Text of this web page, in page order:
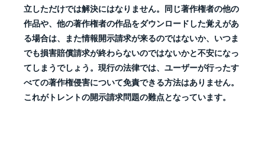
立しただけでは解決にはなりません。同じ著作権者の他の
作品や、他の著作権者の作品をダウンロードした覚えがあ
る場合は、また情報開示請求が来るのではないか、いつま
でも損害賠償請求が終わらないのではないかと不安になっ
てしまうでしょう。現行の法律では、ユーザーが行ったす
べての著作権侵害について免責できる方法はありません。
これがトレントの開示請求問題の難点となっています。